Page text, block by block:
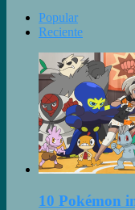
Popular
Reciente
10 Pokémon